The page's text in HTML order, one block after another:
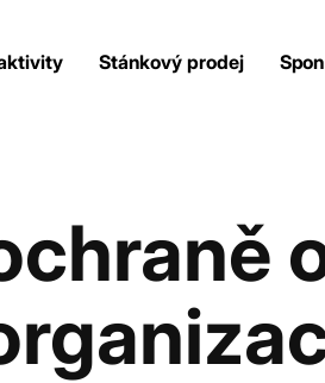
Stánkový prodej
Stánkový
Sponzoring